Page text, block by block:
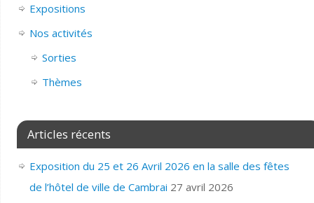
Expositions
Nos activités
Sorties
Thèmes
Articles récents
Exposition du 25 et 26 Avril 2026 en la salle des fêtes
de l’hôtel de ville de Cambrai 27 avril 2026